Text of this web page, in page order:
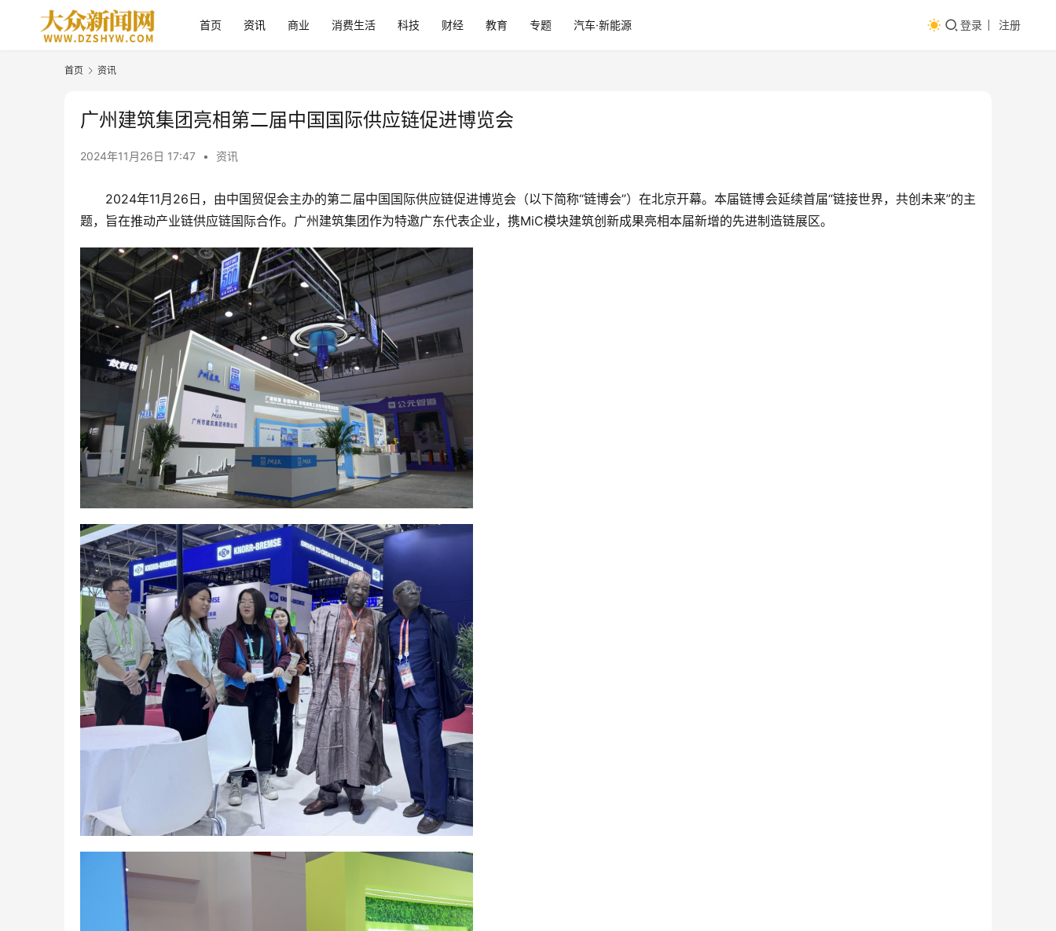
首页 资讯 商业 消费生活 科技 财经 教育 专题 汽车·新能源 登录 注册
首页 资讯
广州建筑集团亮相第二届中国国际供应链促进博览会
2024年11月26日 17:47 • 资讯
2024年11月26日，由中国贸促会主办的第二届中国国际供应链促进博览会（以下简称“链博会”）在北京开幕。本届链博会延续首届“链接世界，共创未来”的主
题，旨在推动产业链供应链国际合作。广州建筑集团作为特邀广东代表企业，携MiC模块建筑创新成果亮相本届新增的先进制造链展区。